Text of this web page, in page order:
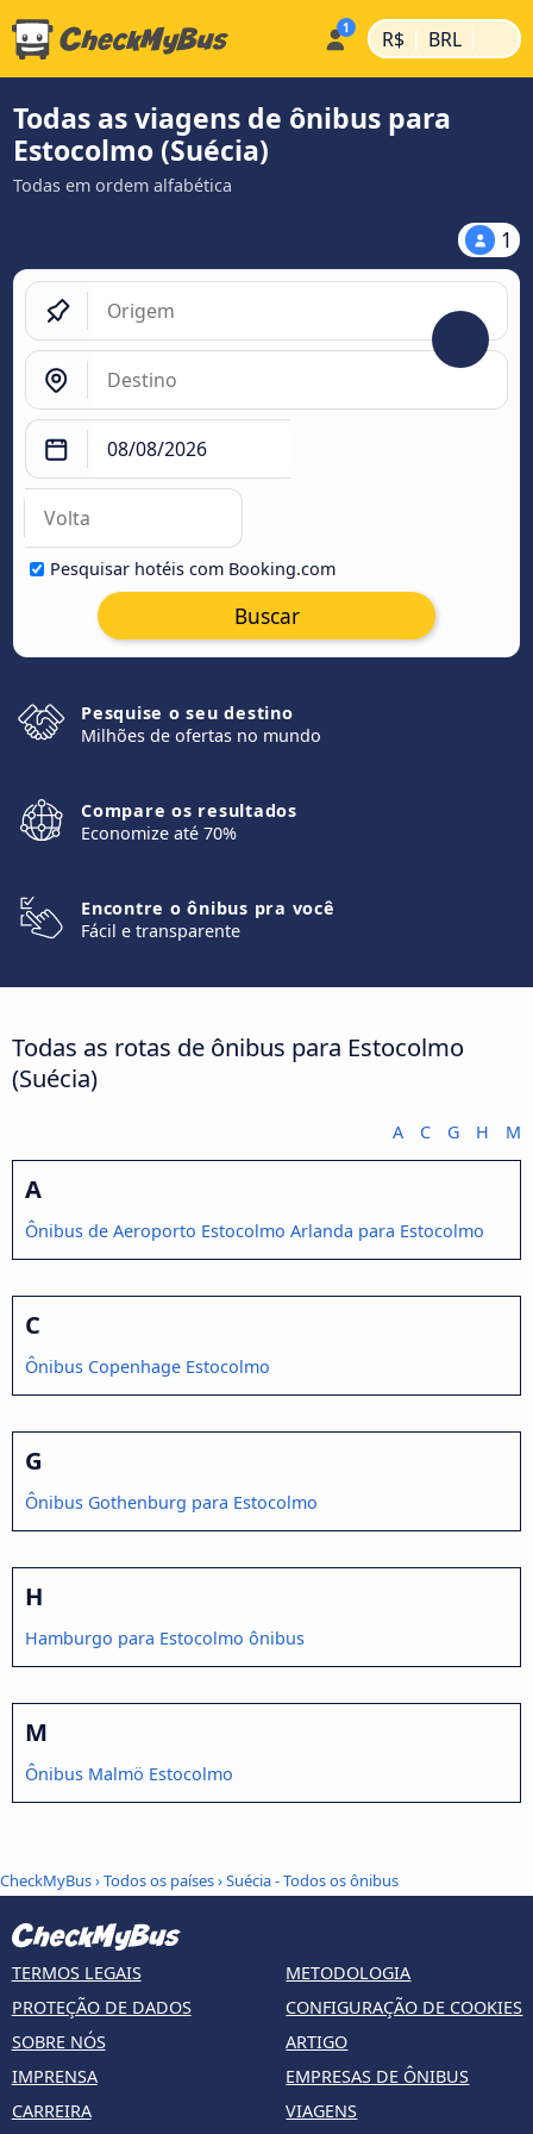
R$ | BRL |
Todas as viagens de ônibus para
Estocolmo (Suécia)
Todas em ordem alfabética
1
Pesquisar hotéis com Booking.com
Buscar
Pesquise o seu destino
Milhões de ofertas no mundo
Compare os resultados
Economize até 70%
Encontre o ônibus pra você
Fácil e transparente
Todas as rotas de ônibus para Estocolmo
(Suécia)
A C G H M
A
Ônibus de Aeroporto Estocolmo Arlanda para Estocolmo
C
Ônibus Copenhage Estocolmo
G
Ônibus Gothenburg para Estocolmo
H
Hamburgo para Estocolmo ônibus
M
Ônibus Malmö Estocolmo
CheckMyBus›Todos os países›Suécia - Todos os ônibus
TERMOS LEGAIS
PROTEÇÃO DE DADOS
SOBRE NÓS
IMPRENSA
CARREIRA
METODOLOGIA
CONFIGURAÇÃO DE COOKIES
ARTIGO
EMPRESAS DE ÔNIBUS
VIAGENS